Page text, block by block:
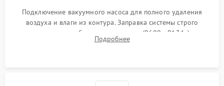
Подключение вакуумного насоса для полного удаления
воздуха и влаги из контура. Заправка системы строго
дозированным объемом хладагента (R600a, R134a) по
электронным весам. Контроль рабочего давления в системе.
Подробнее